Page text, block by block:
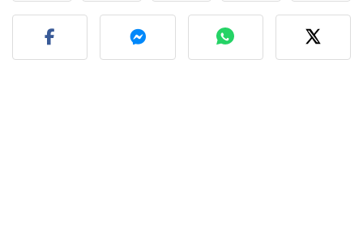
Fez esta receita?